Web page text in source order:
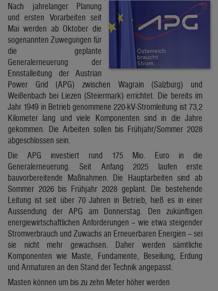
Nach jahrelanger Planung
und ersten Vorarbeiten seit
Mai werden ab Oktober die
sogenannten Zuwegungen für
die geplante
Generalerneuerung der
Ennstalleitung der Austrian
Power Grid (APG) zwischen Wagrain (Salzburg) und
Weißenbach bei Liezen (Steiermark) errichtet. Die bereits im
Jahr 1949 in Betrieb genommene 220-kV-Stromleitung ist 73,2
Kilometer lang und viele Komponenten sind in die Jahre
gekommen. Die Arbeiten sollen bis Frühjahr/Sommer 2028
abgeschlossen sein.
Die APG investiert rund 175 Mio. Euro in die
Generalerneuerung. Seit Anfang 2025 laufen erste
bauvorbereitende Maßnahmen. Die Hauptarbeiten sind ab
Sommer 2026 bis Frühjahr 2028 geplant. Die bestehende
Leitung ist seit über 70 Jahren in Betrieb, hieß es in einer
Aussendung der APG am Donnerstag. Den zukünftigen
energiewirtschaftlichen Anforderungen – wie etwa steigender
Stromverbrauch und Zuwachs an Erneuerbaren Energien – sei
sie nicht mehr gewachsen. Daher werden sämtliche
Komponenten wie Maste, Fundamente, Beseilung, Erdung
und Armaturen an den Stand der Technik angepasst.
Masten können um bis zu zehn Meter höher werden